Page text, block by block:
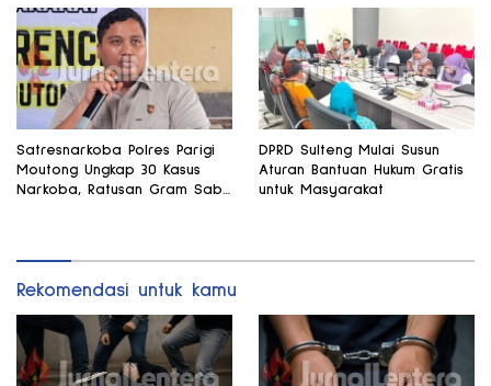
Satresnarkoba Polres Parigi
Moutong Ungkap 30 Kasus
Narkoba, Ratusan Gram Sabu
DPRD Sulteng Mulai Susun
Aturan Bantuan Hukum Gratis
untuk Masyarakat
Rekomendasi untuk kamu